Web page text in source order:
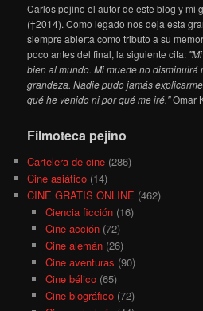
Carlos pejino el autor de este blog y mi
(†2014). Como legado nos deja esta
siempre abierta como tributo a su
poco antes del final, la siguiente cita:
bien al mundo. Mi muerte no disminuirá
grandeza. Nadie pudo jamás
qué he venido ni por qué me iré."Omar
Filmoteca pejino
Cartelera de cine (286)
Cine asiático (14)
CINE GRATIS ONLINE (462)
Ciencia ficción(16)
Cine acción(72)
Cine alemán(26)
Cine aventuras (90)
Cine bélico(65)
Cine biográfico(72)